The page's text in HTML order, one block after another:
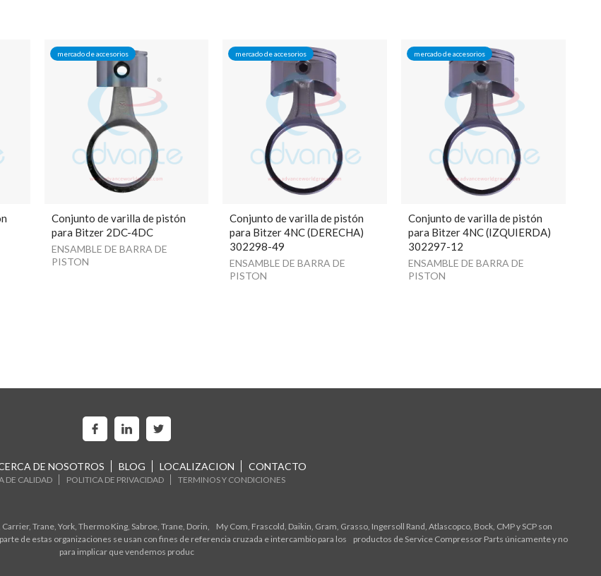
mercado de accesorios
Conjunto de varilla de pistón
para Bitzer 2DC-4DC
ENSAMBLE DE BARRA DE
PISTON
mercado de accesorios
Conjunto de varilla de pistón
para Bitzer 4NC (DERECHA)
302298-49
ENSAMBLE DE BARRA DE
PISTON
mercado de accesorios
Conjunto de varilla de pistón
para Bitzer 4NC (IZQUIERDA)
302297-12
ENSAMBLE DE BARRA DE
PISTON
DE NOSOTROS BLOG LOCALIZACION CONTACTO
DE CALIDAD POLITICA DE PRIVACIDAD TERMINOS Y CONDICIONES
Trane, York, Thermo King, Sabroe, Trane, Dorin, My Com, Frascold, Daikin, Gram, Grasso, Ingersoll Rand, Atlascopco, Bock, CMP y SCP son
de estas organizaciones se usan con fines de referencia cruzada e intercambio para los productos de Service Compressor Parts únicamente y no
para implicar que vendemos produc